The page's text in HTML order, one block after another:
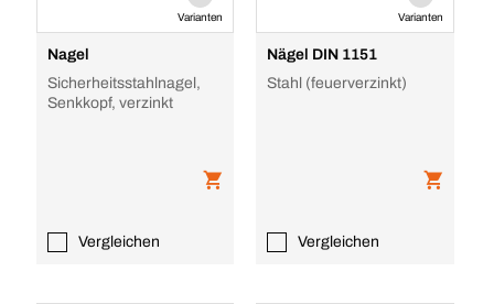
Varianten
Nagel
Sicherheitsstahlnagel,
Senkkopf, verzinkt
Vergleichen
Varianten
Nägel DIN 1151
Stahl (feuerverzinkt)
Vergleichen